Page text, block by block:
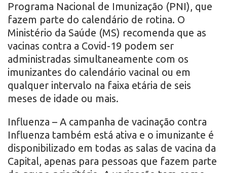
Programa Nacional de Imunização (PNI), que
fazem parte do calendário de rotina. O
Ministério da Saúde (MS) recomenda que as
vacinas contra a Covid-19 podem ser
administradas simultaneamente com os
imunizantes do calendário vacinal ou em
qualquer intervalo na faixa etária de seis
meses de idade ou mais.
Influenza – A campanha de vacinação contra
Influenza também está ativa e o imunizante é
disponibilizado em todas as salas de vacina da
Capital, apenas para pessoas que fazem parte